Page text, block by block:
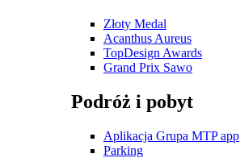
Złoty Medal
Acanthus Aureus
TopDesign Awards
Grand Prix Sawo
Podróż i pobyt
Aplikacja Grupa MTP app
Parking